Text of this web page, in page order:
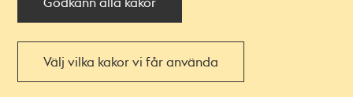
Välj vilka kakor vi får använda